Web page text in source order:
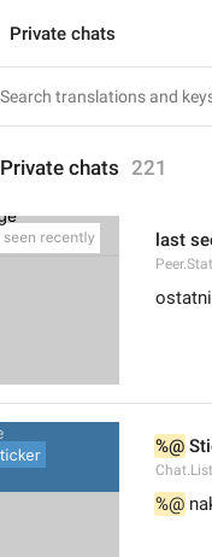
Private chats
Private chats 221
last
%@
%@